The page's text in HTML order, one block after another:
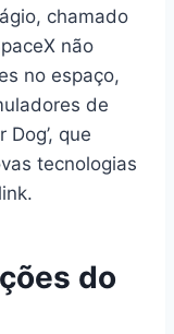
chamado
não
no espaço,
de
que
tecnologias
do